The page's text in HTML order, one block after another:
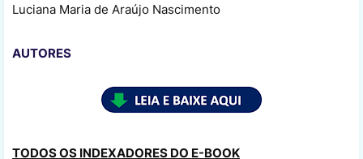
Luciana Maria de Araújo Nascimento
AUTORES
TODOS OS INDEXADORES DO E-BOOK